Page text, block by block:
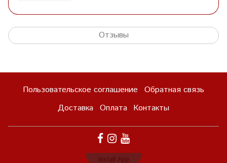
Отзывы
Пользовательское соглашение Обратная связь
Доставка Оплата Контакты
Install App